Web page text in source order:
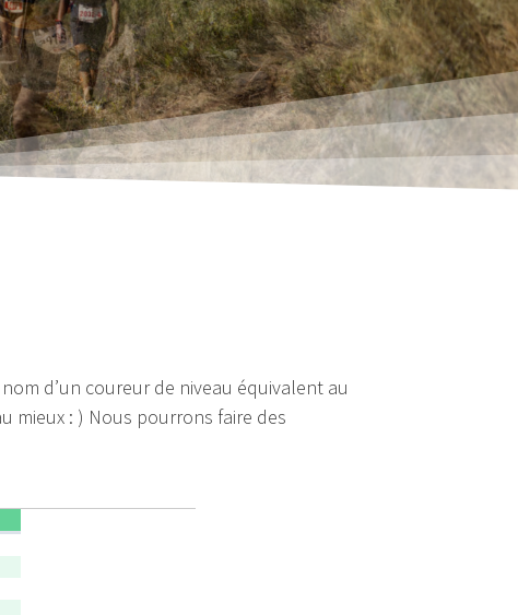
d’un coureur de niveau équivalent au
mieux : ) Nous pourrons faire des